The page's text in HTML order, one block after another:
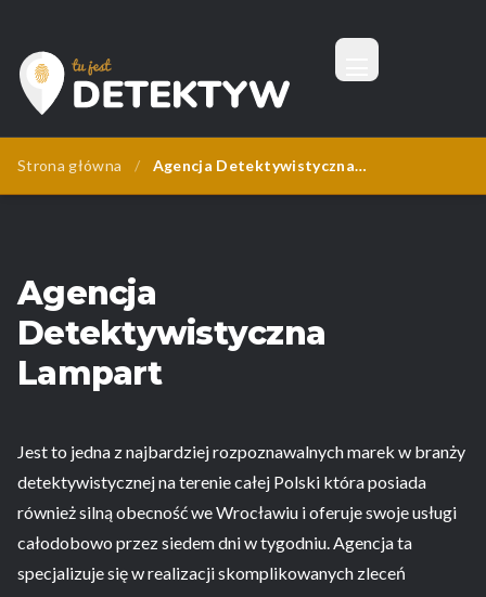
Tu Jest Detektyw
Menu
Strona główna / Agencja Detektywistyczna Lampart
Agencja
Detektywistyczna
Lampart
Jest to jedna z najbardziej rozpoznawalnych marek w branży
detektywistycznej na terenie całej Polski która posiada
również silną obecność we Wrocławiu i oferuje swoje usługi
całodobowo przez siedem dni w tygodniu. Agencja ta
specjalizuje się w realizacji skomplikowanych zleceń